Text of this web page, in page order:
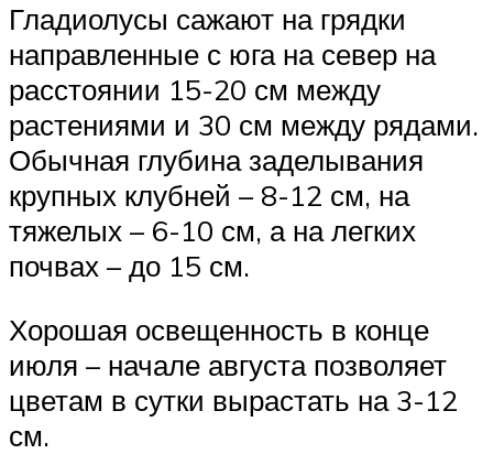
Гладиолусы сажают на грядки
направленные с юга на север на
расстоянии 15-20 см между
растениями и 30 см между рядами.
Обычная глубина заделывания
крупных клубней – 8-12 см, на
тяжелых – 6-10 см, а на легких
почвах – до 15 см.
Хорошая освещенность в конце
июля – начале августа позволяет
цветам в сутки вырастать на 3-12
см.